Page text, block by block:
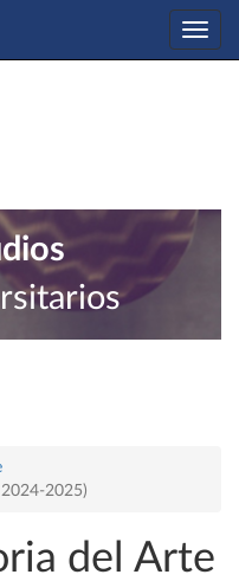
2025)
del Arte